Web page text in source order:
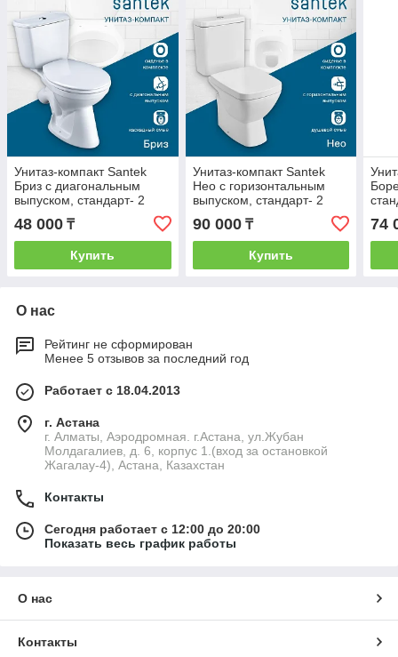
Унитаз-компакт Santek
Бриз с диагональным
выпуском, стандарт- 2
реж., дюропласт,
1WH302138
48 000 ₸
Купить
Унитаз-компакт Santek
Нео с горизонтальным
выпуском, стандарт- 2
реж., дюропласт,
1WH302187
90 000₸
Купить
74
О нас
Рейтинг не сформирован
Менее 5 отзывов за последний год
Работает с 18.04.2013
г. Астана
г. Алматы, Аэродромная. г.Астана, ул.Жубан
Молдагалиев, д. 6, корпус 1.(вход за остановкой
Жагалау-4), Астана, Казахстан
Контакты
Сегодня работает с 12:00 до 20:00
Показать весь график работы
О нас
Контакты